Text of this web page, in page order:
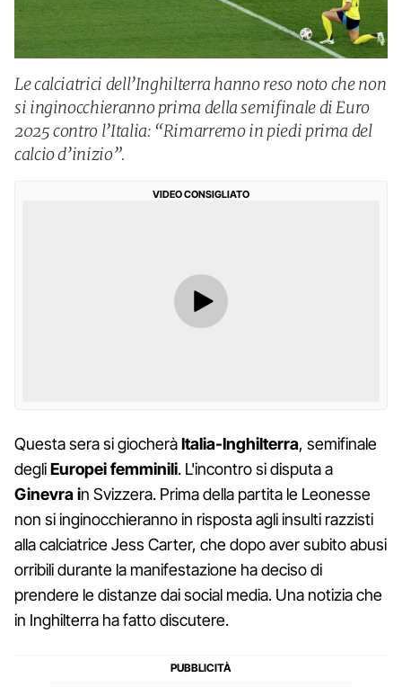
Le calciatrici dell’Inghilterra hanno reso noto che non
si inginocchieranno prima della semifinale di Euro
2025 contro l’Italia: “Rimarremo in piedi prima del
calcio d’inizio”.
VIDEO CONSIGLIATO
Questa sera si giocheràItalia-Inghilterra, semifinale
degliEuropei femminili. L'incontro si disputa a
Ginevra in Svizzera. Prima della partita le Leonesse
non si inginocchieranno in risposta agli insulti razzisti
alla calciatrice Jess Carter, che dopo aver subito abusi
orribili durante la manifestazione ha deciso di
prendere le distanze dai social media. Una notizia che
in Inghilterra ha fatto discutere.